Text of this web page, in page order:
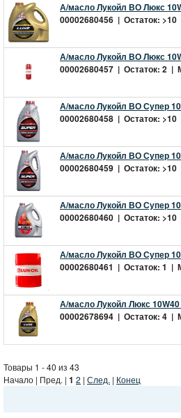
А/масло Лукойл ВО Люкс
00002680456 | Остаток:
А/масло Лукойл ВО Люкс
00002680457 | Остаток: 2 |
А/масло Лукойл ВО Супер
00002680458 | Остаток:
А/масло Лукойл ВО Супер
00002680459 | Остаток:
А/масло Лукойл ВО Супер
00002680460 | Остаток:
А/масло Лукойл ВО Супер
00002680461 | Остаток: 1 |
А/масло Лукойл Люкс
00002678694 | Остаток: 4 |
Товары 1 - 40 из 43
Начало | Пред. | 1 2 | След. | Конец